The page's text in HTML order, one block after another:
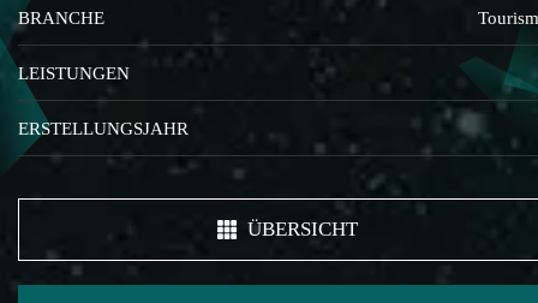
BRANCHE
LEISTUNGEN
ERSTELLUNGSJAHR
ÜBERSICHT